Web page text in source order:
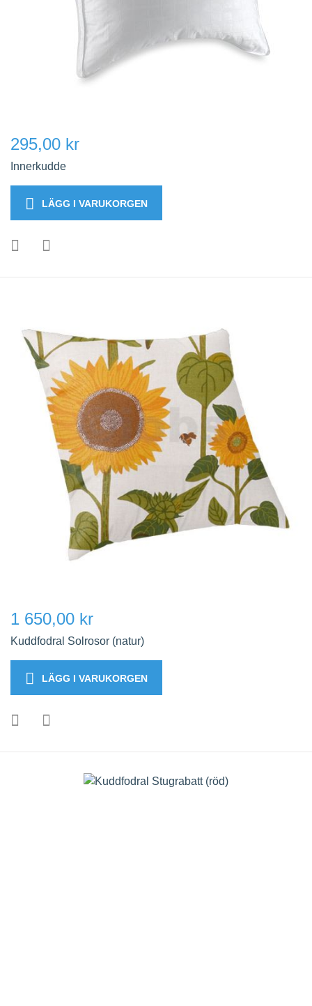
295,00 kr
Innerkudde
LÄGG I VARUKORGEN
1 650,00 kr
Kuddfodral Solrosor (natur)
LÄGG I VARUKORGEN